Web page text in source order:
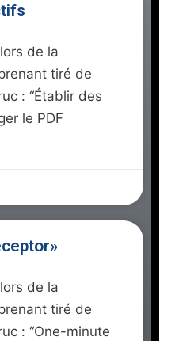
de la
tiré de
: “Établir des
le PDF
de la
tiré de
: “One-minute